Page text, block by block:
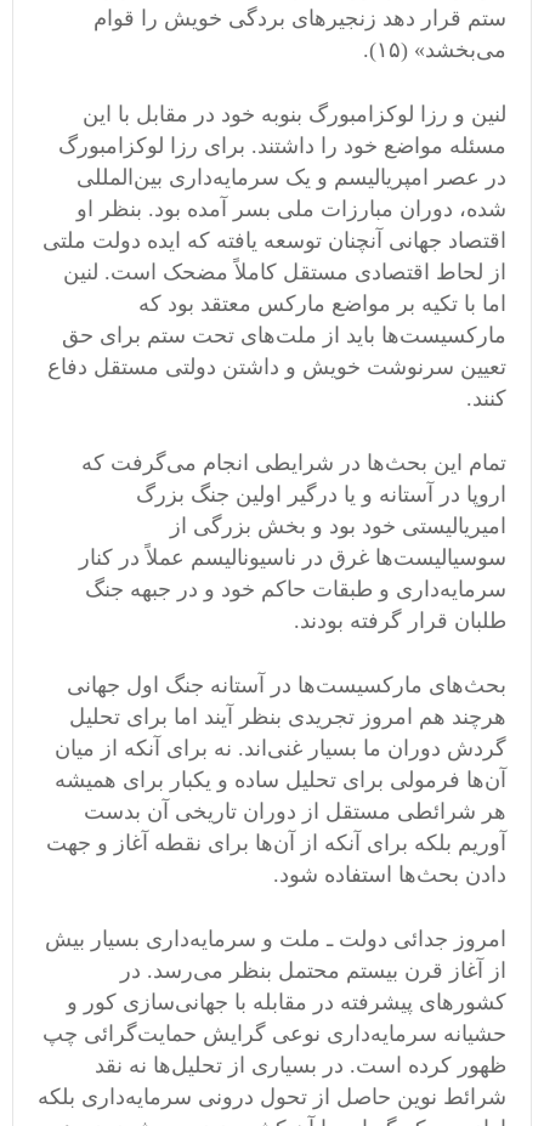
ستم قرار دهد زنجیر‌های بردگی خویش را قوام
می‌بخشد» (١۵).
لنین و رزا لوکزامبورگ بنوبه خود در مقابل با این
مسئله مواضع خود را داشتند. برای رزا لوکزامبورگ
در عصر امپریالیسم و یک سرمایه‌داری بین‌المللی
شده، دوران مبارزات ملی بسر آمده بود. بنظر او
اقتصاد جهانی آنچنان توسعه یافته که ایده دولت ملتی
از لحاط اقتصادی مستقل کاملاً مضحک است. لنین
اما با تکیه بر مواضع مارکس معتقد بود که
مارکسیست‌ها باید از ملت‌های تحت ستم برای حق
تعیین سرنوشت خویش و داشتن دولتی مستقل دفاع
کنند.
تمام این بحث‌ها در شرایطی انجام می‌گرفت که
اروپا در آستانه و یا درگیر اولین جنگ بزرگ
امیریالیستی خود بود و بخش بزرگی از
سوسیالیست‌ها غرق در ناسیونالیسم عملاً در کنار
سرمایه‌داری و طبقات حاکم خود و در جبهه جنگ
طلبان قرار گرفته بودند.
بحث‌های مارکسیست‌ها در آستانه جنگ اول جهانی
هرچند هم امروز تجریدی بنظر آیند اما برای تحلیل
گردش دوران ما بسیار غنی‌اند. نه برای آنکه از میان
آن‌ها فرمولی برای تحلیل ساده و یکبار برای همیشه
هر شرائطی مستقل از دوران تاریخی آن بدست
آوریم بلکه برای آنکه از آن‌ها برای نقطه آغاز و جهت
دادن بحث‌ها استفاده شود.
امروز جدائی دولت ـ ملت و سرمایه‌داری بسیار بیش
از آغاز قرن بیستم محتمل بنظر می‌رسد. در
کشورهای پیشرفته در مقابله با جهانی‌سازی کور و
حشیانه سرمایه‌داری نوعی گرایش حمایت‌گرائی چپ
ظهور کرده است. در بسیاری از تحلیل‌ها نه نقد
شرائط نوین حاصل از تحول درونی سرمایه‌داری بلکه